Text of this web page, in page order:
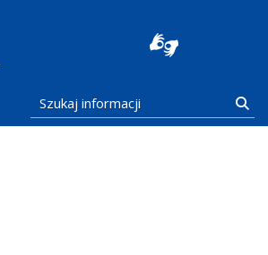
Szukaj informacji